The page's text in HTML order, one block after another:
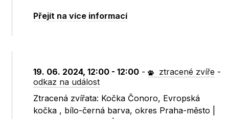
Přejít na více informací
19. 06. 2024, 12:00 - 12:00 - ztracené zvíře -
odkaz na událost
Ztracená zvířata: Kočka Čonoro, Evropská
kočka , bílo-černá barva, okres Praha-město |